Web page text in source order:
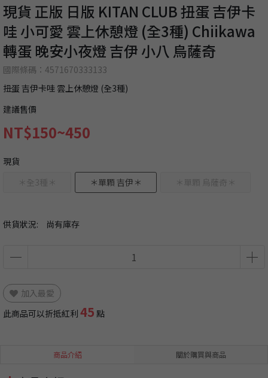
現貨 正版 日版 KITAN CLUB 扭蛋 吉伊卡
哇 小可愛 雲上休憩燈 (全3種) Chiikawa
轉蛋 晚安小夜燈 吉伊 小八 烏薩奇
國際條碼：4571670333133
扭蛋 吉伊卡哇 雲上休憩燈 (全3種)
建議售價
NT$150~450
供貨狀況: 尚有庫存
現貨
＊全3種＊
＊單顆 吉伊＊ ＊單顆 烏薩奇＊
加入最愛
此商品可以折抵紅利 45 點
商品介紹 關於購買與商品